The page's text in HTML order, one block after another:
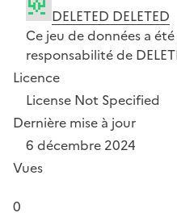
DELETED DELETED
Ce jeu de données a
responsabilité de
Licence
License Not Specified
Dernière mise à jour
6 décembre 2024
Vues
0